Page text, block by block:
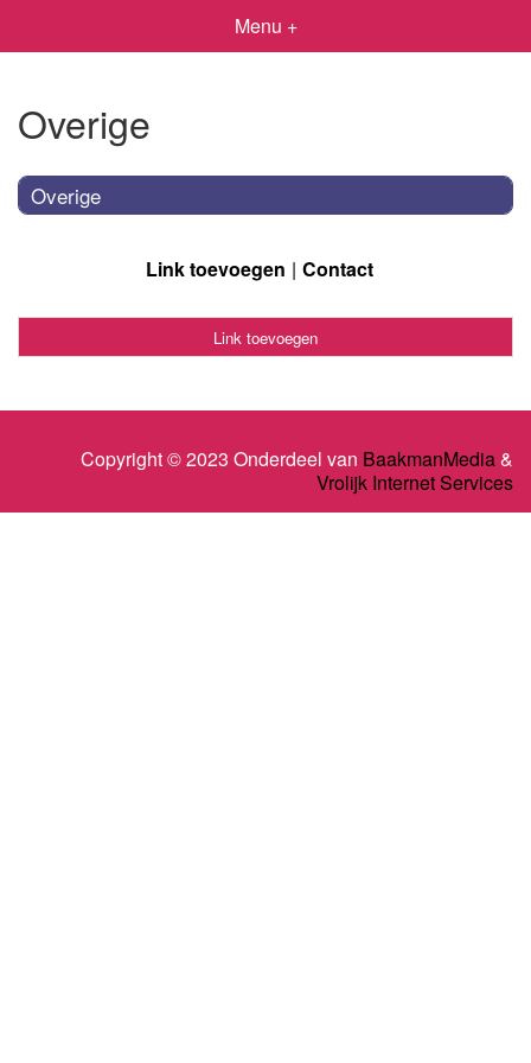
Menu +
Overige
Overige
Link toevoegen Contact
Link toevoegen
Copyright © 2023 Onderdeel van BaakmanMedia&
Vrolijk Internet Services